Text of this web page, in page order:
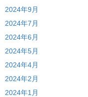
2024年9月
2024年7月
2024年6月
2024年5月
2024年4月
2024年2月
2024年1月